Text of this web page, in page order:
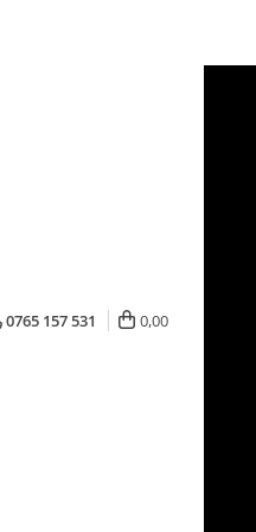
0765 157 531 0,00